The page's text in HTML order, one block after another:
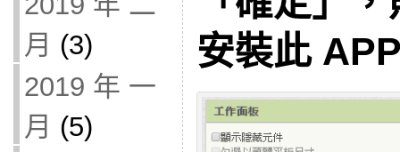
月 (3)
2019 年 一
月 (5)
安裝此